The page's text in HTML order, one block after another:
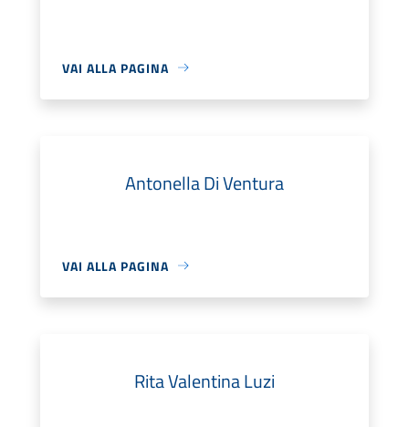
VAI ALLA PAGINA
Antonella Di Ventura
VAI ALLA PAGINA
Rita Valentina Luzi